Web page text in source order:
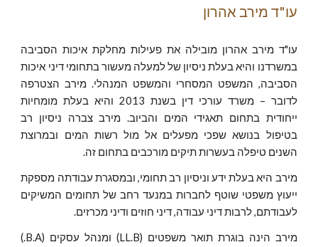
עו"ד מירב אהרון
עו"ד מירב אהרון מובילה את פעילות מחלקת איכות הסביבה
במשרדנו והיא בעלת ניסיון של למעלה מעשור בתחומי דיני איכות
הסביבה, המשפט המסחרי והמשפט המנהלי. מירב הצטרפה
לדובר – משרד עורכי דין בשנת 2013 והיא בעלת מומחיות
ייחודית בתחום תאגידי המים והביוב. מירב צברה ניסיון רב
בטיפול בנושא שפכי מפעלים אל מול רשות המים ובמרוצת
השנים טיפלה בעשרות תיקים מורכבים בתחום זה.
מירב היא בעלת ידע וניסיון רב תחומי, ובמסגרת עבודתה מספקת
ייעוץ משפטי שוטף לחברות במנעד רחב של תחומים המשיקים
לעבודתם, לרבות דיני עבודה, דיני חוזים ודיני מכרזים.
מירב הינה בוגרת תואר משפטים (LL.B) ומנהל עסקים (B.A.)